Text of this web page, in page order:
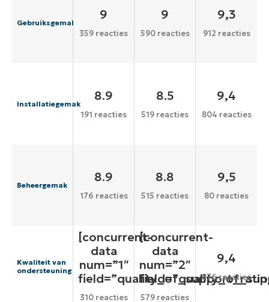
Gebruiksgemak
9
359 reacties
9
590 reacties
9,3
912 reacties
Installatiegemak
8.9
191 reacties
8.5
519 reacties
9,4
804 reacties
Beheergemak
8.9
176 reacties
8.8
515 reacties
9,5
80 reacties
Kwaliteit van
ondersteuning
[concurrent-
data
num=”1″
310 reacties
[concurrent-
data
num=”2″
579 reacties
9,4
876 reacties